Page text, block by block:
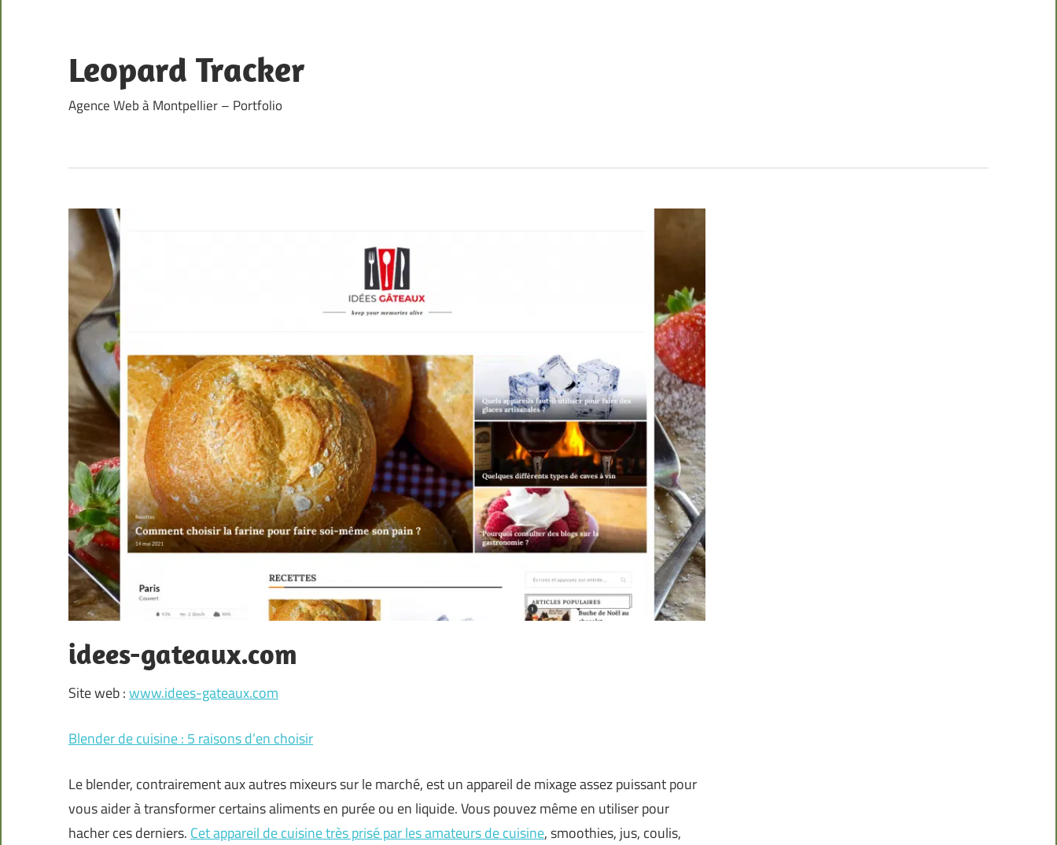
content
Leopard Tracker
Agence Web à Montpellier – Portfolio
idees-gateaux.com
Site web :www.idees-gateaux.com
Blender de cuisine : 5 raisons d’en choisir
Le blender, contrairement aux autres mixeurs sur le marché, est un appareil de mixage assez puissant pour
vous aider à transformer certains aliments en purée ou en liquide. Vous pouvez même en utiliser pour
hacher ces derniers. Cet appareil de cuisine très prisé par les amateurs de cuisine, smoothies, jus, coulis,